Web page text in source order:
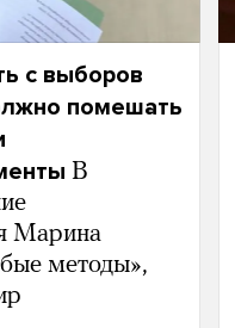
с выборов
помешать
В
Марина
методы»,